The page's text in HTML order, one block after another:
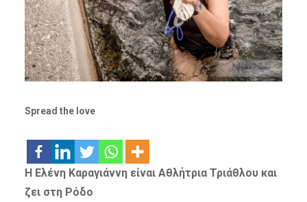
Spread the love
Η Ελένη Καραγιάννη είναι Αθλήτρια Τριάθλου και
ζει στη Ρόδο